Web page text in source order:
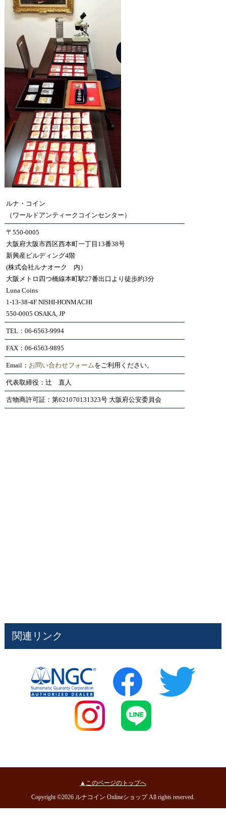
ルナ・コイン
（ワールドアンティークコインセンター）
〒550-0005
大阪府大阪市西区西本町一丁目13番38号
新興産ビルディング4階
(株式会社ルナオーク 内）
大阪メトロ四つ橋線本町駅27番出口より徒歩約3分
Luna Coins
1-13-38-4F NISHI-HONMACHI
550-0005 OSAKA, JP
TEL：06-6563-9994
FAX：06-6563-9895
Email： お問い合わせフォームをご利用ください。
代表取締役：辻 直人
古物商許可証：第621070131323号 大阪府公安委員会
関連リンク
▲このページのトップへ
Copyright ©2026 ルナコイン Onlineショップ All rights reserved.